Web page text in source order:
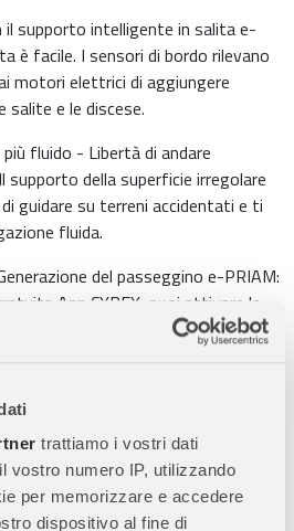
trattiamo i vostri dati
vostro numero IP, utilizzando
per memorizzare e accedere
dispositivo al fine di
supporto intelligente in salita e-
è facile. I sensori di bordo rilevano
motori elettrici di aggiungere
salite e le discese.
fluido - Libertà di andare
supporto della superficie irregolare
guidare su terreni accidentati e ti
fluida.
del passeggino e-PRIAM:
App CYBEX, puoi attivare la
il livello di supporto dei motori
in salita e in discesa, grazie al
combina una mobilità
design iconico ed è la base
di collegare una delle quattro
dalla nascita, basta collegare al